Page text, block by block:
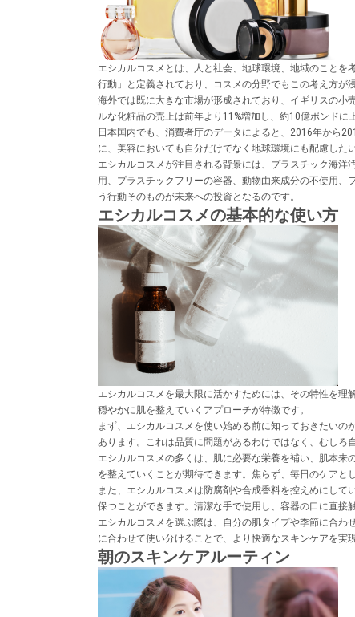
エシカルコスメとは、人と社会、地球環境、地域のこと
行動」と定義されており、コスメの分野でもこの考え方が
海外では既に大きな市場が形成されており、イギリスの
ルな化粧品の売上は前年より11%増加し、約10億ポンドに
日本国内でも、消費者庁のデータによると、2016年から
に、美容においても自分だけでなく地球環境にも配慮した
エシカルコスメが注目される背景には、プラスチック海
用、プラスチックフリーの容器、動物由来成分の不使用
う行動そのものが未来への投資となるのです。
エシカルコスメの基本的な使い方
エシカルコスメを最大限に活かすためには、その特性を理
穏やかに肌を整えていくアプローチが特徴です。
まず、エシカルコスメを使い始める前に知っておきたい
あります。これは品質に問題があるわけではなく、むしろ
エシカルコスメの多くは、肌に必要な栄養を補い、肌本
を整えていくことが期待できます。焦らず、毎日のケアと
また、エシカルコスメは防腐剤や合成香料を控えめにし
保つことができます。清潔な手で使用し、容器の口に直接
エシカルコスメを選ぶ際は、自分の肌タイプや季節に合
に合わせて使い分けることで、より快適なスキンケアを実
朝のスキンケアルーティン